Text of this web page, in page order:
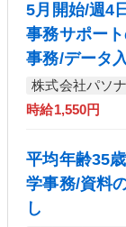
5月開始/週4
事務サポー
事務/データ
株式会社パソナ
時給1,550円
平均年齢35
学事務/資料
し